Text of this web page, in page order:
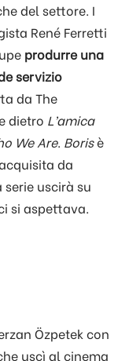
del settore. I
René Ferretti
produrre una
servizio
da The
dietro L’amica
We Are. Borisè
da
uscirà su
si aspettava.
Özpetek con
uscì al cinema